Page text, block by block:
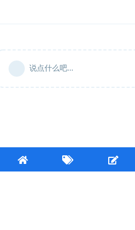
说点什么吧...